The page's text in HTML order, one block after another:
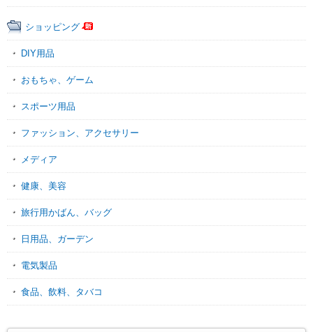
ショッピング
DIY用品
おもちゃ、ゲーム
スポーツ用品
ファッション、アクセサリー
メディア
健康、美容
旅行用かばん、バッグ
日用品、ガーデン
電気製品
食品、飲料、タバコ